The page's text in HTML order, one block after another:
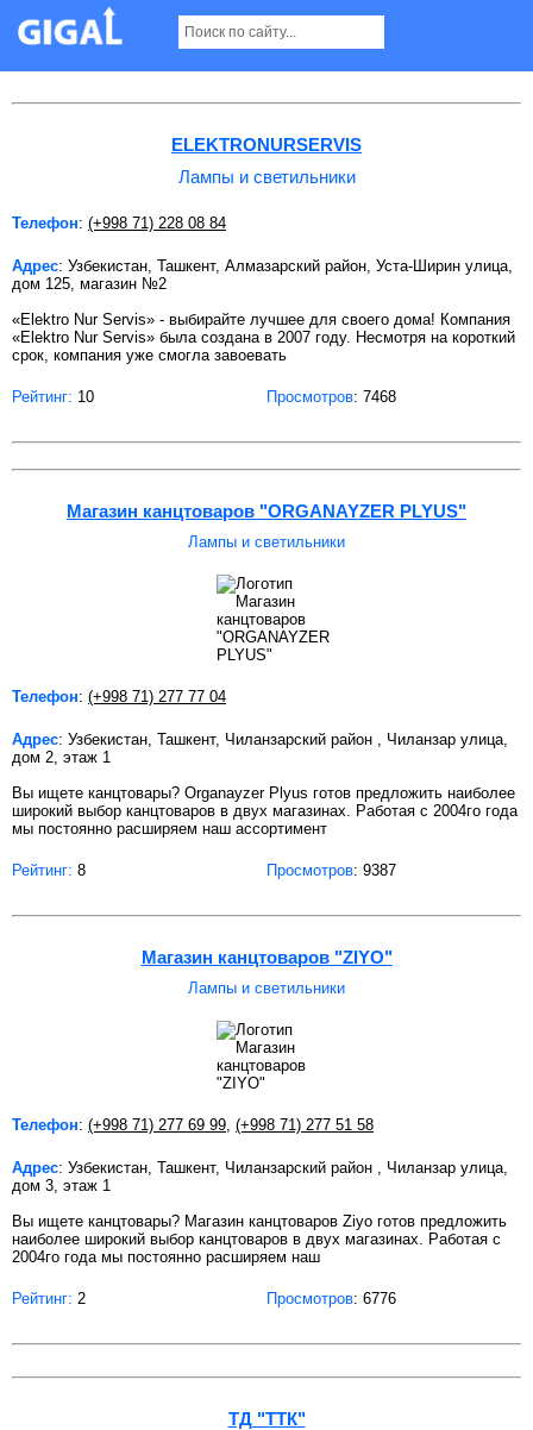
Лампы и светильники в Ташкенте Страница 2
ELEKTRONURSERVIS
Лампы и светильники
Телефон: (+998 71) 228 08 84
Адрес: Узбекистан, Ташкент, Алмазарский район, Уста-Ширин улица,
дом 125, магазин №2
«Elektro Nur Servis» - выбирайте лучшее для своего дома! Компания
«Elektro Nur Servis» была создана в 2007 году. Несмотря на короткий
срок, компания уже смогла завоевать
Рейтинг: 10 Просмотров: 7468
Магазин канцтоваров "ORGANAYZER PLYUS"
Лампы и светильники
Телефон: (+998 71) 277 77 04
Адрес: Узбекистан, Ташкент, Чиланзарский район , Чиланзар улица,
дом 2, этаж 1
Вы ищете канцтовары? Organayzer Plyus готов предложить наиболее
широкий выбор канцтоваров в двух магазинах. Работая с 2004го года
мы постоянно расширяем наш ассортимент
Рейтинг: 8 Просмотров: 9387
Магазин канцтоваров "ZIYO"
Лампы и светильники
Телефон: (+998 71) 277 69 99, (+998 71) 277 51 58
Адрес: Узбекистан, Ташкент, Чиланзарский район , Чиланзар улица,
дом 3, этаж 1
Вы ищете канцтовары? Магазин канцтоваров Ziyo готов предложить
наиболее широкий выбор канцтоваров в двух магазинах. Работая с
2004го года мы постоянно расширяем наш
Рейтинг: 2 Просмотров: 6776
ТД "ТТК"